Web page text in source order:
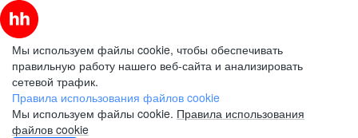
Мы используем файлы cookie, чтобы обеспечивать
правильную работу нашего веб-сайта и анализировать
сетевой трафик.
Правила использования файлов cookie
Мы используем файлы cookie. Правила использования
файлов cookie